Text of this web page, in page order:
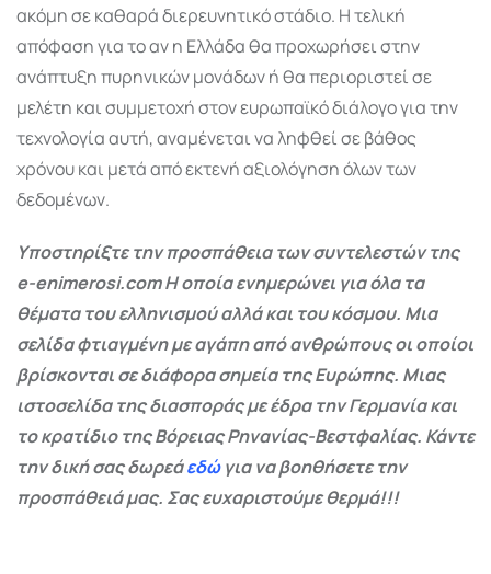
ακόμη σε καθαρά διερευνητικό στάδιο. Η τελική
απόφαση για το αν η Ελλάδα θα προχωρήσει στην
ανάπτυξη πυρηνικών μονάδων ή θα περιοριστεί σε
μελέτη και συμμετοχή στον ευρωπαϊκό διάλογο για την
τεχνολογία αυτή, αναμένεται να ληφθεί σε βάθος
χρόνου και μετά από εκτενή αξιολόγηση όλων των
δεδομένων.
Υποστηρίξτε την προσπάθεια των συντελεστών της
e-enimerosi.com Η οποία ενημερώνει για όλα τα
θέματα του ελληνισμού αλλά και του κόσμου. Μια
σελίδα φτιαγμένη με αγάπη από ανθρώπους οι οποίοι
βρίσκονται σε διάφορα σημεία της Ευρώπης. Μιας
ιστοσελίδα της διασποράς με έδρα την Γερμανία και
το κρατίδιο της Βόρειας Ρηνανίας-Βεστφαλίας. Κάντε
την δική σας δωρεάεδώγια να βοηθήσετε την
προσπάθειά μας. Σας ευχαριστούμε θερμά!!!